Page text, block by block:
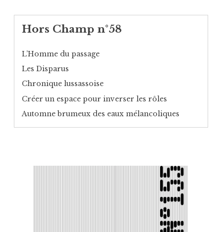
Hors Champ n°58
L’Homme du passage
Les Disparus
Chronique lussassoise
Créer un espace pour inverser les rôles
Automne brumeux des eaux mélancoliques